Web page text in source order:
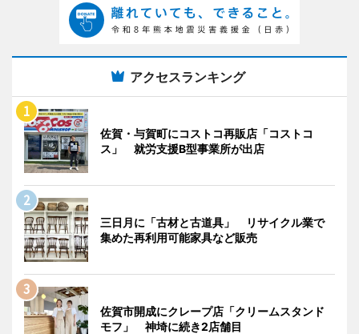
アクセスランキング
佐賀・与賀町にコストコ再販店「コストコ
ス」 就労支援B型事業所が出店
三日月に「古材と古道具」 リサイクル業で
集めた再利用可能家具など販売
佐賀市開成にクレープ店「クリームスタンド
モフ」 神埼に続き2店舗目